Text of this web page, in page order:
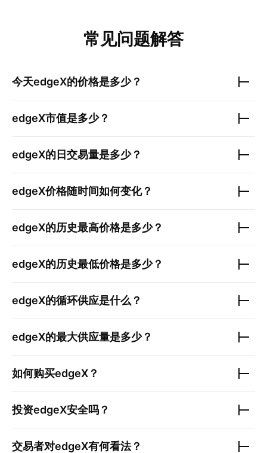
常见问题解答
今天edgeX的价格是多少？
edgeX市值是多少？
edgeX的日交易量是多少？
edgeX价格随时间如何变化？
edgeX的历史最高价格是多少？
edgeX的历史最低价格是多少？
edgeX的循环供应是什么？
edgeX的最大供应量是多少？
如何购买edgeX ？
投资edgeX安全吗？
交易者对edgeX有何看法？